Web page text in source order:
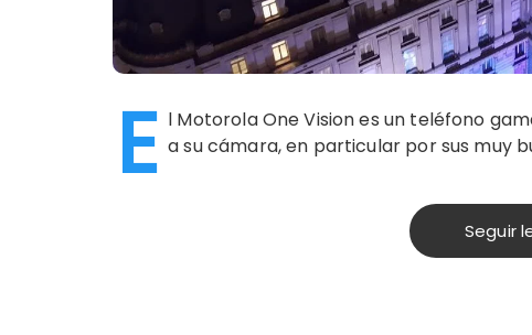
E l Motorola One Vision es un teléfono
a su cámara, en particular por sus muy
Seguir